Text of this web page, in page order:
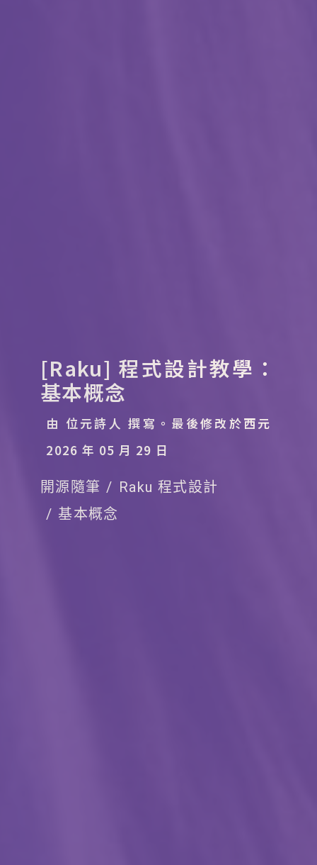
[Raku] 程式設計教學：
基本概念
由 位元詩人 撰寫。 最後修改於西元
2026 年 05 月 29 日
開源隨筆
Raku 程式設計
基本概念